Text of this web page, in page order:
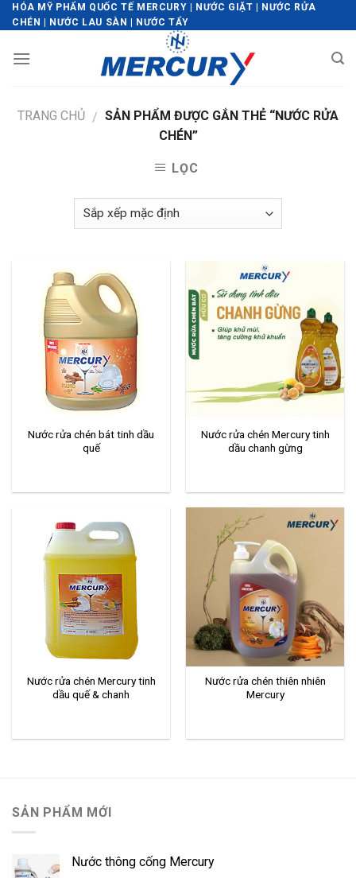
Skip
to
HÓA MỸ PHẨM QUỐC TẾ MERCURY | NƯỚC GIẶT | NƯỚC RỬA
CHÉN | NƯỚC LAU SÀN | NƯỚC TẨY
TRANG CHỦ / SẢN PHẨM ĐƯỢC GẮN THẺ “NƯỚC RỬA
CHÉN”
LỌC
Nước rửa chén bát tinh dầu
quế
Nước rửa chén Mercury tinh
dầu chanh gừng
Nước rửa chén Mercury tinh
dầu quế & chanh
Nước rửa chén thiên nhiên
Mercury
SẢN PHẨM MỚI
Nước thông cống Mercury